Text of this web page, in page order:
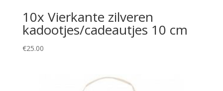
10x Vierkante zilveren
kadootjes/cadeautjes 10 cm
€25.00